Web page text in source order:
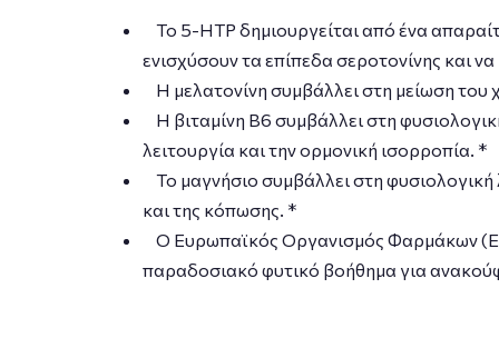
Το 5-HTP δημιουργείται από ένα
ενισχύσουν τα επίπεδα σεροτονίνης και
Η μελατονίνη συμβάλλει στη μείωση
Η βιταμίνη Β6 συμβάλλει στη
λειτουργία και την ορμονική ισορροπία. *
Το μαγνήσιο συμβάλλει στη
και της κόπωσης. *
Ο Ευρωπαϊκός Οργανισμός Φαρμάκων
παραδοσιακό φυτικό βοήθημα για